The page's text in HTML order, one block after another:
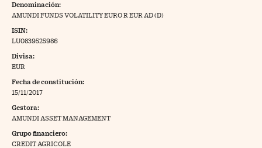
Pyme
Trading
Denominación:
AMUNDI FUNDS VOLATILITY EURO R EUR AD (D)
ISIN:
LU0839525986
Divisa:
EUR
Fecha de constitución:
15/11/2017
Gestora:
AMUNDI ASSET MANAGEMENT
Grupo financiero:
CREDIT AGRICOLE